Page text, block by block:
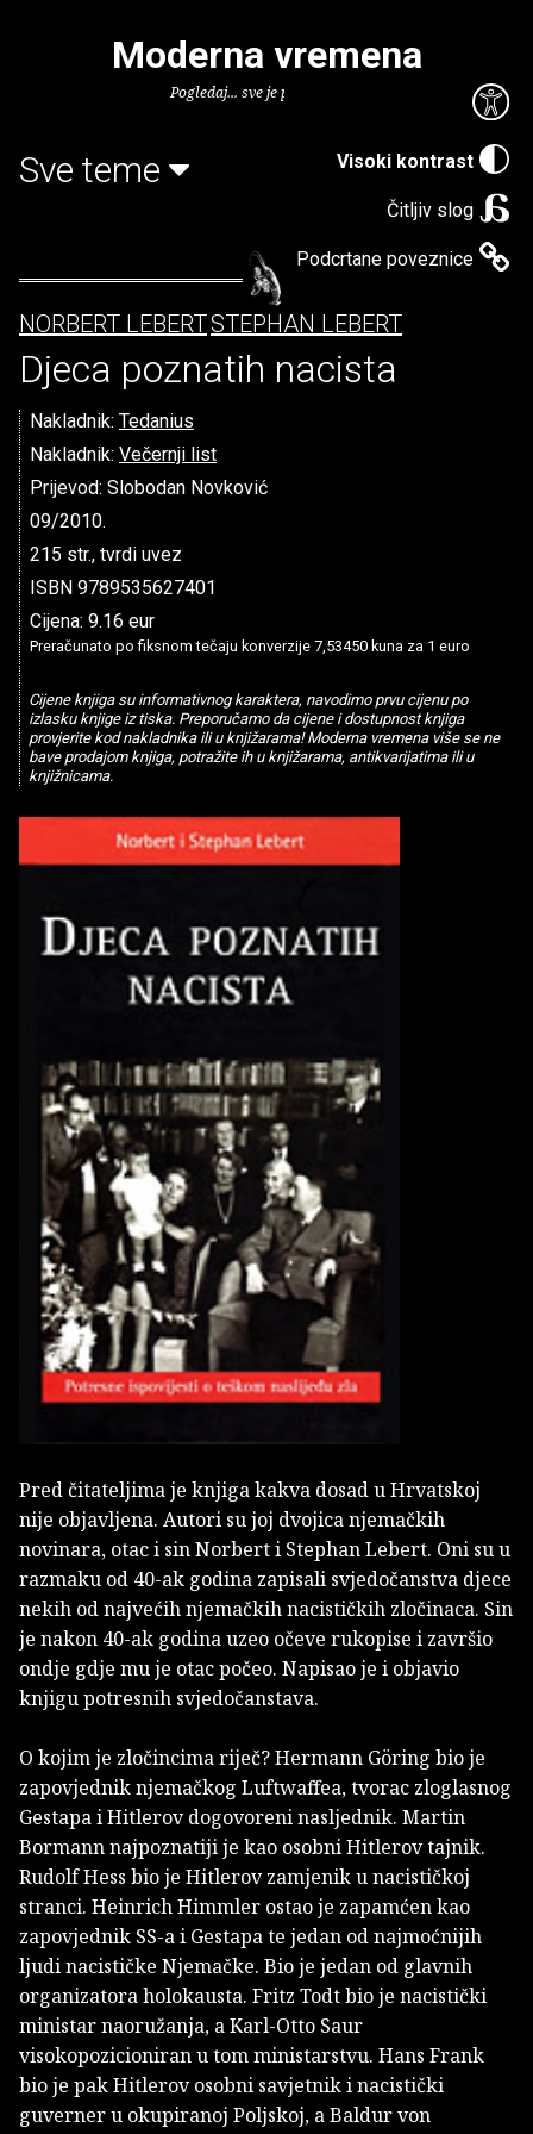
Visoki kontrast
Čitljiv slog
Podcrtane poveznice
Moderna vremena
Pogledaj... sve je puno knjiga.
Sve teme
NORBERT LEBERTSTEPHAN LEBERT
Djeca poznatih nacista
Nakladnik: Tedanius
Nakladnik: Večernji list
Prijevod: Slobodan Novković
09/2010.
215 str., tvrdi uvez
ISBN 9789535627401
Cijena: 9.16 eur
Preračunato po fiksnom tečaju konverzije 7,53450 kuna za 1 euro
Cijene knjiga su informativnog karaktera, navodimo prvu cijenu po
izlasku knjige iz tiska. Preporučamo da cijene i dostupnost knjiga
provjerite kod nakladnika ili u knjižarama! Moderna vremena više se ne
bave prodajom knjiga, potražite ih u knjižarama, antikvarijatima ili u
knjižnicama.
Pred čitateljima je knjiga kakva dosad u Hrvatskoj
nije objavljena. Autori su joj dvojica njemačkih
novinara, otac i sin Norbert i Stephan Lebert. Oni su u
razmaku od 40-ak godina zapisali svjedočanstva djece
nekih od najvećih njemačkih nacističkih zločinaca. Sin
je nakon 40-ak godina uzeo očeve rukopise i završio
ondje gdje mu je otac počeo. Napisao je i objavio
knjigu potresnih svjedočanstava.
O kojim je zločincima riječ? Hermann Göring bio je
zapovjednik njemačkog Luftwaffea, tvorac zloglasnog
Gestapa i Hitlerov dogovoreni nasljednik. Martin
Bormann najpoznatiji je kao osobni Hitlerov tajnik.
Rudolf Hess bio je Hitlerov zamjenik u nacističkoj
stranci. Heinrich Himmler ostao je zapamćen kao
zapovjednik SS-a i Gestapa te jedan od najmoćnijih
ljudi nacističke Njemačke. Bio je jedan od glavnih
organizatora holokausta. Fritz Todt bio je nacistički
ministar naoružanja, a Karl-Otto Saur
visokopozicioniran u tom ministarstvu. Hans Frank
bio je pak Hitlerov osobni savjetnik i nacistički
guverner u okupiranoj Poljskoj, a Baldur von